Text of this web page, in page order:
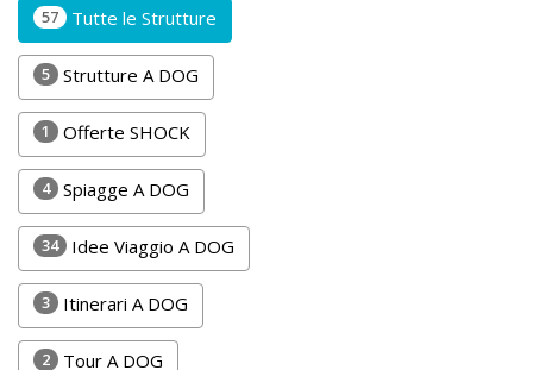
Lavora
con
Noi
Inserisci
Attività
Accedi
57 Tutte le Strutture
5 Strutture A DOG
1 Offerte SHOCK
4 Spiagge A DOG
34 Idee Viaggio A DOG
3 Itinerari A DOG
2 Tour A DOG